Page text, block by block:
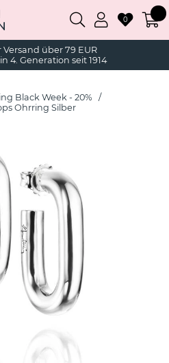
über 79 EUR
4. Generation seit 1914
0
Black Week - 20%
Ohrring Silber